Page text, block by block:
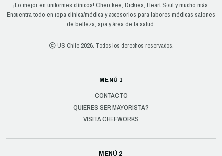
¡Lo mejor en uniformes clínicos! Cherokee, Dickies, Heart Soul y mucho más.
Encuentra todo en ropa clínica/médica y accesorios para labores médicas salones
de belleza, spa y área de la salud.
US Chile 2026. Todos los derechos reservados.
MENÚ 1
CONTACTO
QUIERES SER MAYORISTA?
VISITA CHEFWORKS
MENÚ 2